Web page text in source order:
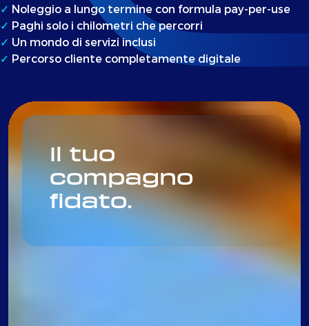
✓ Noleggio a lungo termine con formula pay-per-use
✓ Paghi solo i chilometri che percorri
✓ Un mondo di servizi inclusi
✓ Percorso cliente completamente digitale
Il tuo
compagno
fidato.
Con il cassone
fisso non hai
sorprese!
Comfort di
guida e
sicurezza.